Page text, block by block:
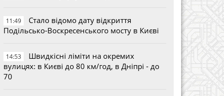
11:49
Стало відомо дату відкриття
Подільсько-Воскресенського мосту в Києві
14:53
Швидкісні ліміти на окремих
вулицях: в Києві до 80 км/год, в Дніпрі - до
70